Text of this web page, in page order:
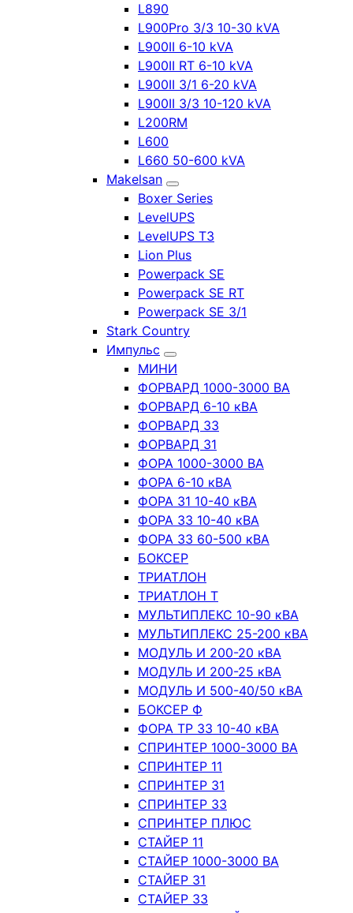
L890
L900Pro 3/3 10-30 kVA
L900II 6-10 kVA
L900II RT 6-10 kVA
L900II 3/1 6-20 kVA
L900II 3/3 10-120 kVA
L200RM
L600
L660 50-600 kVA
Makelsan
Boxer Series
LevelUPS
LevelUPS T3
Lion Plus
Powerpack SE
Powerpack SE RT
Powerpack SE 3/1
Stark Country
Импульс
МИНИ
ФОРВАРД 1000-3000 ВА
ФОРВАРД 6-10 кВА
ФОРВАРД 33
ФОРВАРД 31
ФОРА 1000-3000 ВА
ФОРА 6-10 кВА
ФОРА 31 10-40 кВА
ФОРА 33 10-40 кВА
ФОРА 33 60-500 кВА
БОКСЕР
ТРИАТЛОН
ТРИАТЛОН Т
МУЛЬТИПЛЕКС 10-90 кВА
МУЛЬТИПЛЕКС 25-200 кВА
МОДУЛЬ И 200-20 кВА
МОДУЛЬ И 200-25 кВА
МОДУЛЬ И 500-40/50 кВА
БОКСЕР Ф
ФОРА ТР 33 10-40 кВА
СПРИНТЕР 1000-3000 ВА
СПРИНТЕР 11
СПРИНТЕР 31
СПРИНТЕР 33
СПРИНТЕР ПЛЮС
СТАЙЕР 11
СТАЙЕР 1000-3000 ВА
СТАЙЕР 31
СТАЙЕР 33